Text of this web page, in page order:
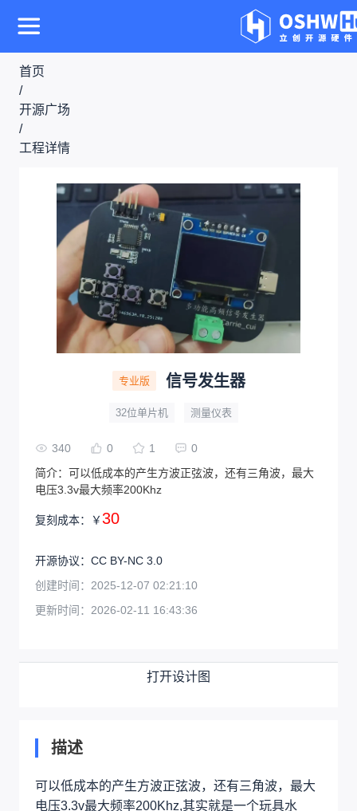
首页
/
开源广场
/
工程详情
专业版 信号发生器
32位单片机 测量仪表
340 0 1
0
简介： 可以低成本的产生方波正弦波，还有三角波，最大
电压3.3v最大频率200Khz
复刻成本： ￥30
开源协议： CC BY-NC 3.0
创建时间： 2025-12-07 02:21:10
更新时间： 2026-02-11 16:43:36
打开设计图
描述
可以低成本的产生方波正弦波，还有三角波，最大
电压3.3v最大频率200Khz,其实就是一个玩具水